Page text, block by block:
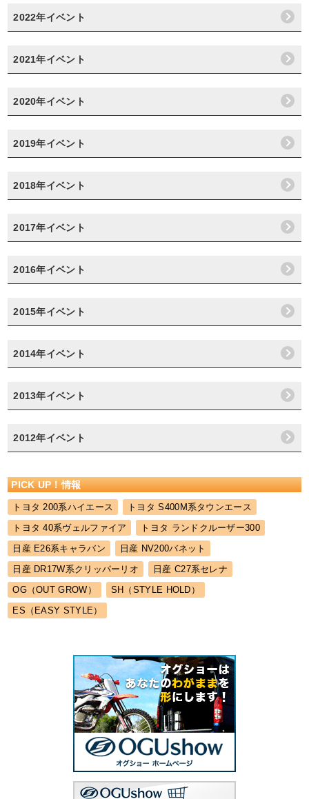
2022年イベント
2021年イベント
2020年イベント
2019年イベント
2018年イベント
2017年イベント
2016年イベント
2015年イベント
2014年イベント
2013年イベント
2012年イベント
PICK UP！情報
トヨタ 200系ハイエース
トヨタ S400M系タウンエース
トヨタ 40系ヴェルファイア
トヨタ ランドクルーザー300
日産 E26系キャラバン
日産 NV200バネット
日産 DR17W系クリッパーリオ
日産 C27系セレナ
OG（OUT GROW）
SH（STYLE HOLD）
ES（EASY STYLE）